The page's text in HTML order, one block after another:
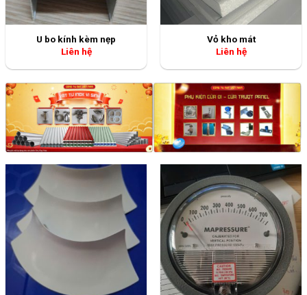
U bo kính kèm nẹp
Liên hệ
Vỏ kho mát
Liên hệ